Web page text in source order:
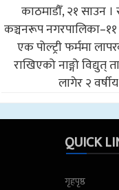
काठमाडौँ, २१ साउन ।
कञ्चनरूप
एक पोल्ट्री फर्ममा
राखिएको नाङ्गो विद्युत्
लागेर २ वर्षीय
QUICK
गृहपृष्ठ